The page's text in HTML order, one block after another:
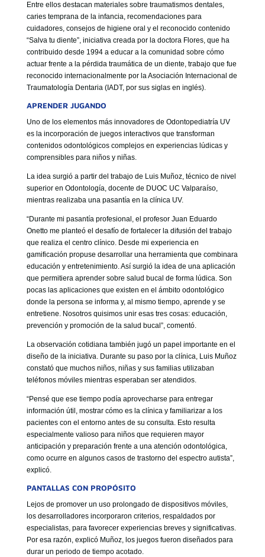
Entre ellos destacan materiales sobre traumatismos dentales,
caries temprana de la infancia, recomendaciones para
cuidadores, consejos de higiene oral y el reconocido contenido
“Salva tu diente”, iniciativa creada por la doctora Flores, que ha
contribuido desde 1994 a educar a la comunidad sobre cómo
actuar frente a la pérdida traumática de un diente, trabajo que fue
reconocido internacionalmente por la Asociación Internacional de
Traumatología Dentaria (IADT, por sus siglas en inglés).
APRENDER JUGANDO
Uno de los elementos más innovadores de Odontopediatría UV
es la incorporación de juegos interactivos que transforman
contenidos odontológicos complejos en experiencias lúdicas y
comprensibles para niños y niñas.
La idea surgió a partir del trabajo de Luis Muñoz, técnico de nivel
superior en Odontología, docente de DUOC UC Valparaíso,
mientras realizaba una pasantía en la clínica UV.
“Durante mi pasantía profesional, el profesor Juan Eduardo
Onetto me planteó el desafío de fortalecer la difusión del trabajo
que realiza el centro clínico. Desde mi experiencia en
gamificación propuse desarrollar una herramienta que combinara
educación y entretenimiento. Así surgió la idea de una aplicación
que permitiera aprender sobre salud bucal de forma lúdica. Son
pocas las aplicaciones que existen en el ámbito odontológico
donde la persona se informa y, al mismo tiempo, aprende y se
entretiene. Nosotros quisimos unir esas tres cosas: educación,
prevención y promoción de la salud bucal”, comentó.
La observación cotidiana también jugó un papel importante en el
diseño de la iniciativa. Durante su paso por la clínica, Luis Muñoz
constató que muchos niños, niñas y sus familias utilizaban
teléfonos móviles mientras esperaban ser atendidos.
“Pensé que ese tiempo podía aprovecharse para entregar
información útil, mostrar cómo es la clínica y familiarizar a los
pacientes con el entorno antes de su consulta. Esto resulta
especialmente valioso para niños que requieren mayor
anticipación y preparación frente a una atención odontológica,
como ocurre en algunos casos de trastorno del espectro autista”,
explicó.
PANTALLAS CON PROPÓSITO
Lejos de promover un uso prolongado de dispositivos móviles,
los desarrolladores incorporaron criterios, respaldados por
especialistas, para favorecer experiencias breves y significativas.
Por esa razón, explicó Muñoz, los juegos fueron diseñados para
durar un periodo de tiempo acotado.